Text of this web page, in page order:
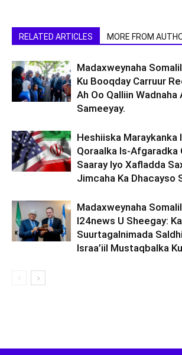
RELATED ARTICLES MORE FROM
Madaxweynaha
Ku Booqday Carruur
Ah Oo Qalliin Wadnaha
Sameeyay.
Heshiiska Maraykanka
Qoraalka Is-Afgaradka
Saaray Iyo Xafladda
Jimcaha Ka Dhacayso
Madaxweynaha
I24news U Sheegay:
Suurtagalnimada
Israa’iil Mustaqbalka